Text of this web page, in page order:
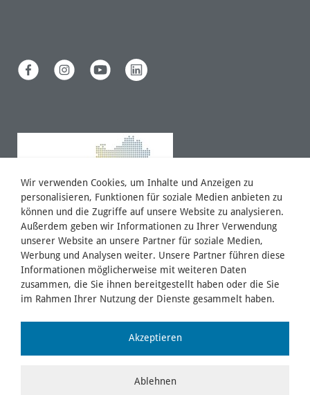
Wir verwenden Cookies, um Inhalte und Anzeigen zu
personalisieren, Funktionen für soziale Medien anbieten zu
können und die Zugriffe auf unsere Website zu analysieren.
Außerdem geben wir Informationen zu Ihrer Verwendung
unserer Website an unsere Partner für soziale Medien,
Werbung und Analysen weiter. Unsere Partner führen diese
Informationen möglicherweise mit weiteren Daten
zusammen, die Sie ihnen bereitgestellt haben oder die Sie
im Rahmen Ihrer Nutzung der Dienste gesammelt haben.
Akzeptieren
Ablehnen